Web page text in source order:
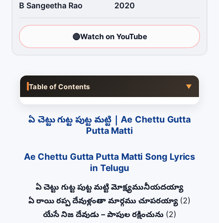
B Sangeetha Rao 2020
🔴Watch on YouTube
Table of Contents ▼
ఏ చెట్టు గుట్ట పుట్ట మట్టి | Ae Chettu Gutta
Putta Matti
Ae Chettu Gutta Putta Matti Song Lyrics
in Telugu
ఏ చెట్టు గుట్ట పుట్ట మట్టి మోక్ష్యమునీయదయ్యా
ఏ రాయి రప్ప దేవుళ్లంతా మార్గము చూపరయ్యా (2)
యేసే నిజ దేవుడు – పాపుల రక్షించును (2)